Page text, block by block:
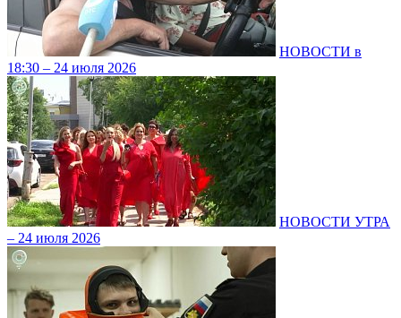
НОВОСТИ в
18:30 – 24 июля 2026
НОВОСТИ УТРА
– 24 июля 2026